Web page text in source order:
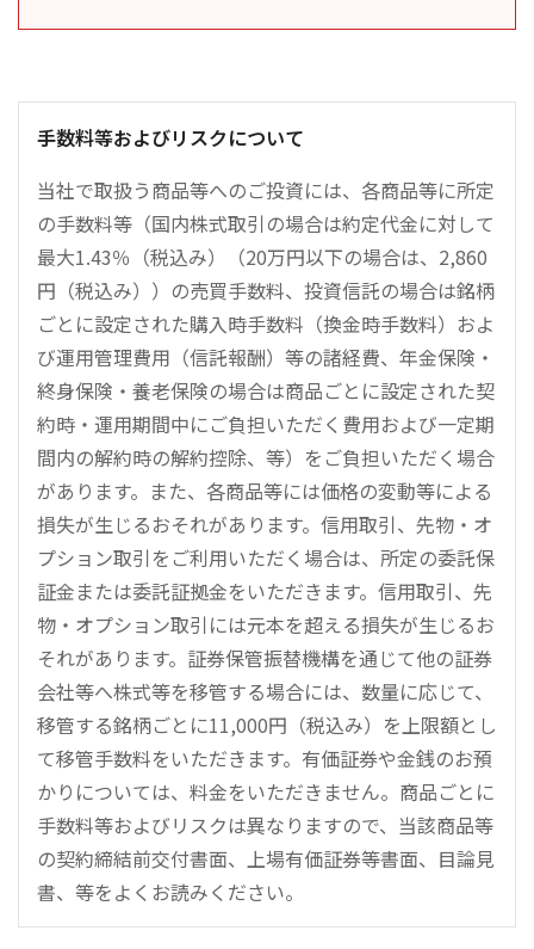
手数料等およびリスクについて
当社で取扱う商品等へのご投資には、各商品等に所定
の手数料等（国内株式取引の場合は約定代金に対して
最大1.43％（税込み）（20万円以下の場合は、2,860
円（税込み））の売買手数料、投資信託の場合は銘柄
ごとに設定された購入時手数料（換金時手数料）およ
び運用管理費用（信託報酬）等の諸経費、年金保険・
終身保険・養老保険の場合は商品ごとに設定された契
約時・運用期間中にご負担いただく費用および一定期
間内の解約時の解約控除、等）をご負担いただく場合
があります。また、各商品等には価格の変動等による
損失が生じるおそれがあります。信用取引、先物・オ
プション取引をご利用いただく場合は、所定の委託保
証金または委託証拠金をいただきます。信用取引、先
物・オプション取引には元本を超える損失が生じるお
それがあります。証券保管振替機構を通じて他の証券
会社等へ株式等を移管する場合には、数量に応じて、
移管する銘柄ごとに11,000円（税込み）を上限額とし
て移管手数料をいただきます。有価証券や金銭のお預
かりについては、料金をいただきません。商品ごとに
手数料等およびリスクは異なりますので、当該商品等
の契約締結前交付書面、上場有価証券等書面、目論見
書、等をよくお読みください。